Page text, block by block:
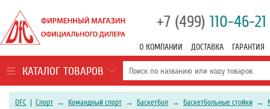
+7 (499) 110-46-21
О КОМПАНИИ ДОСТАВКА ГАРАНТИЯ
КАТАЛОГ ТОВАРОВ
DFC | Спорт → Командный спорт → Баскетбол → Баскетбольные стойки →